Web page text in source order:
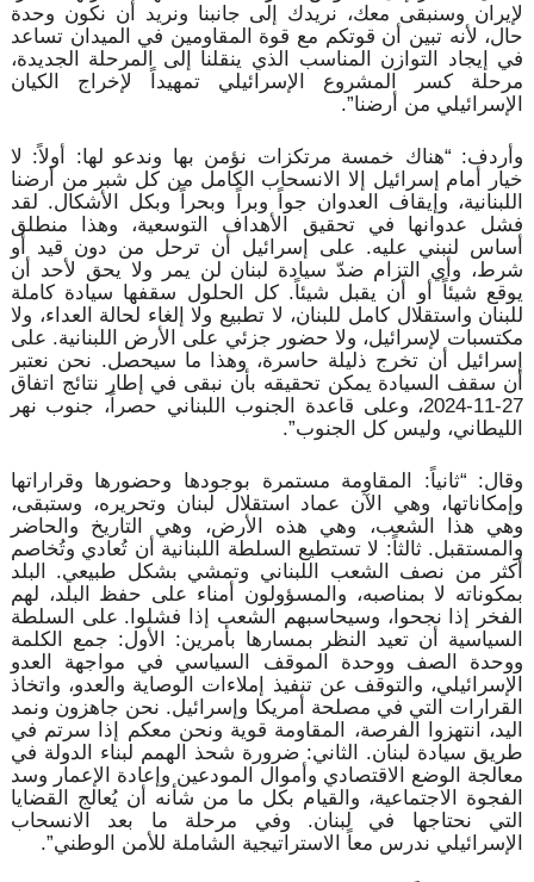
لإيران وسنبقى معك، نريدك إلى جانبنا ونريد أن نكون وحدة
حال، لأنه تبين أن قوتكم مع قوة المقاومين في الميدان تساعد
في إيجاد التوازن المناسب الذي ينقلنا إلى المرحلة الجديدة،
مرحلة كسر المشروع الإسرائيلي تمهيداً لإخراج الكيان
الإسرائيلي من أرضنا”.
وأردف: “هناك خمسة مرتكزات نؤمن بها وندعو لها: أولاً: لا
خيار أمام إسرائيل إلا الانسحاب الكامل من كل شبر من أرضنا
اللبنانية، وإيقاف العدوان جواً وبراً وبحراً وبكل الأشكال. لقد
فشل عدوانها في تحقيق الأهداف التوسعية، وهذا منطلق
أساس لنبني عليه. على إسرائيل أن ترحل من دون قيد أو
شرط، وأي التزام ضدّ سيادة لبنان لن يمر ولا يحق لأحد أن
يوقع شيئاً أو أن يقبل شيئاً. كل الحلول سقفها سيادة كاملة
للبنان واستقلال كامل للبنان، لا تطبيع ولا إلغاء لحالة العداء، ولا
مكتسبات لإسرائيل، ولا حضور جزئي على الأرض اللبنانية. على
إسرائيل أن تخرج ذليلة حاسرة، وهذا ما سيحصل. نحن نعتبر
أن سقف السيادة يمكن تحقيقه بأن نبقى في إطار نتائج اتفاق
27-11-2024، وعلى قاعدة الجنوب اللبناني حصراً، جنوب نهر
الليطاني، وليس كل الجنوب”.
وقال: “ثانياً: المقاومة مستمرة بوجودها وحضورها وقراراتها
وإمكاناتها، وهي الآن عماد استقلال لبنان وتحريره، وستبقى،
وهي هذا الشعب، وهي هذه الأرض، وهي التاريخ والحاضر
والمستقبل. ثالثاً: لا تستطيع السلطة اللبنانية أن تُعادي وتُخاصم
أكثر من نصف الشعب اللبناني وتمشي بشكل طبيعي. البلد
بمكوناته لا بمناصبه، والمسؤولون أمناء على حفظ البلد، لهم
الفخر إذا نجحوا، وسيحاسبهم الشعب إذا فشلوا. على السلطة
السياسية أن تعيد النظر بمسارها بأمرين: الأول: جمع الكلمة
ووحدة الصف ووحدة الموقف السياسي في مواجهة العدو
الإسرائيلي، والتوقف عن تنفيذ إملاءات الوصاية والعدو، واتخاذ
القرارات التي في مصلحة أمريكا وإسرائيل. نحن جاهزون ونمد
اليد، انتهزوا الفرصة، المقاومة قوية ونحن معكم إذا سرتم في
طريق سيادة لبنان. الثاني: ضرورة شحذ الهمم لبناء الدولة في
معالجة الوضع الاقتصادي وأموال المودعين وإعادة الإعمار وسد
الفجوة الاجتماعية، والقيام بكل ما من شأنه أن يُعالج القضايا
التي نحتاجها في لبنان. وفي مرحلة ما بعد الانسحاب
الإسرائيلي ندرس معاً الاستراتيجية الشاملة للأمن الوطني”.